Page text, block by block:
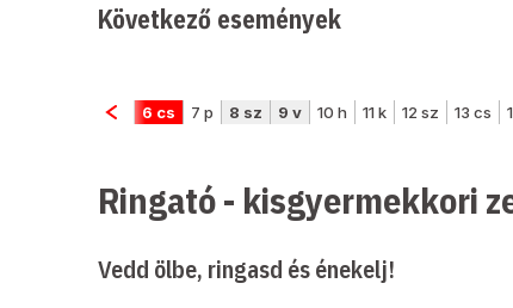
Következő események
Ringató - kisgyermekkori
Vedd ölbe, ringasd és énekelj!